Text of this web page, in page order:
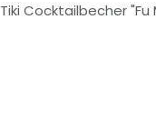
Tiki Cocktailbecher